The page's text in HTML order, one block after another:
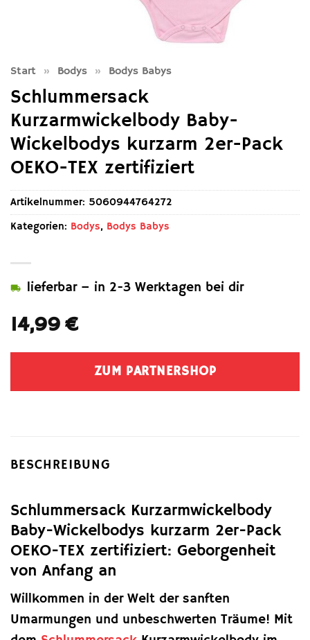
Start » Bodys » Bodys Babys
Schlummersack
Kurzarmwickelbody Baby-
Wickelbodys kurzarm 2er-Pack
OEKO-TEX zertifiziert
14,99€
lieferbar – in 2-3 Werktagen bei dir
ZUM PARTNERSHOP
Artikelnummer: 5060944764272
Kategorien: Bodys, Bodys Babys
BESCHREIBUNG
Schlummersack Kurzarmwickelbody
Baby-Wickelbodys kurzarm 2er-Pack
OEKO-TEX zertifiziert: Geborgenheit
von Anfang an
Willkommen in der Welt der sanften
Umarmungen und unbeschwerten Träume! Mit